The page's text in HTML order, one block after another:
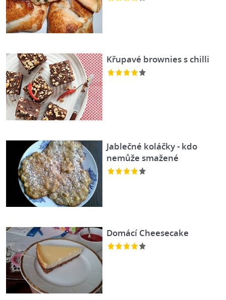
Křupavé brownies s chilli
Jablečné koláčky - kdo
nemůže smažené
Domácí Cheesecake